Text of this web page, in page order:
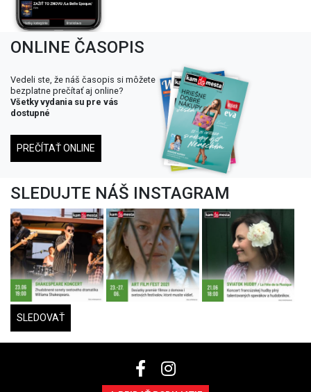
ONLINE ČASOPIS
Vedeli ste, že náš časopis si môžete
bezplatne prečítať aj online?
Všetky vydania su pre vás
dostupné
PREČÍTAŤ ONLINE
SLEDUJTE NÁŠ INSTAGRAM
SLEDOVAŤ